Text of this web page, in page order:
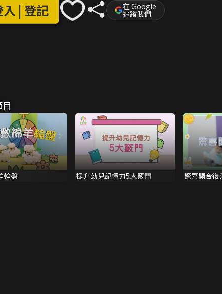
入 | 登記 在 Google
追蹤我們
輪盤 提升幼兒記憶力5大竅門 驚喜開合復